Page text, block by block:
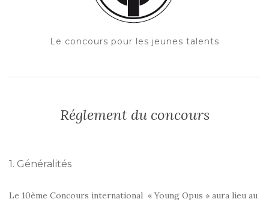
Le concours pour les jeunes talents
Réglement du concours
1. Généralités
Le 10ème Concours international « Young Opus » aura lieu au